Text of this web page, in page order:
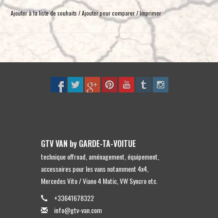
Ajouter à la liste de souhaits /Ajouter pour comparer/Imprimer
GTV VAN by GARDE-TA-VOITUE
technique offroad, aménagement, équipement,
accessoires pour les vans notamment 4x4,
Mercedes Vito / Viano 4 Matic, VW Syncro etc.
+33641678322
info@gtv-van.com